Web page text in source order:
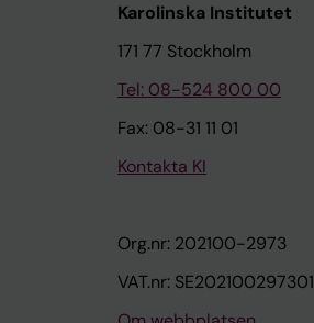
Karolinska Institutet
171 77 Stockholm
Tel: 08-524 800 00
Fax: 08-31 11 01
Kontakta KI
Org.nr: 202100-2973
VAT.nr: SE202100297301